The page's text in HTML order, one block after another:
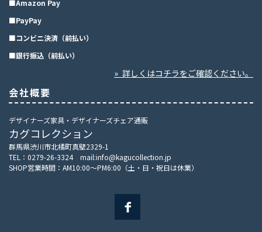
■Amazon Pay
■PayPay
■コンビニ決済（前払い）
■銀行振込（前払い）
» 詳しくはコチラをご確認ください。
会社概要
デザイナーズ家具・デザイナーズチェア通販
カグコレクション
群馬県渋川市北橘町真壁2329-1
TEL：0279-26-3324 mail:info@kagucollection.jp
SHOP営業時間：AM10:00～PM6:00（土・日・祝日は休業）